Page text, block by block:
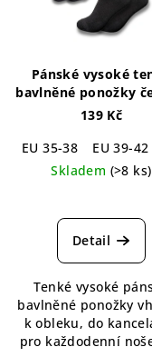
Pánské vysoké
bavlněné ponožky
Simply
139 Kč
EU 35-38
EU 39-42
Skladem (>8 ks)
Detail
Tenké vysoké
bavlněné ponožky
k obleku, do
pro každodenní